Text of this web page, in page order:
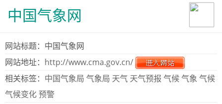
中国气象网
网站标题：中国气象网
网站地址： http://www.cma.gov.cn/
相关标签： 中国气象局 气象局 天气 天气预报 气候气象 气候
气候变化预警